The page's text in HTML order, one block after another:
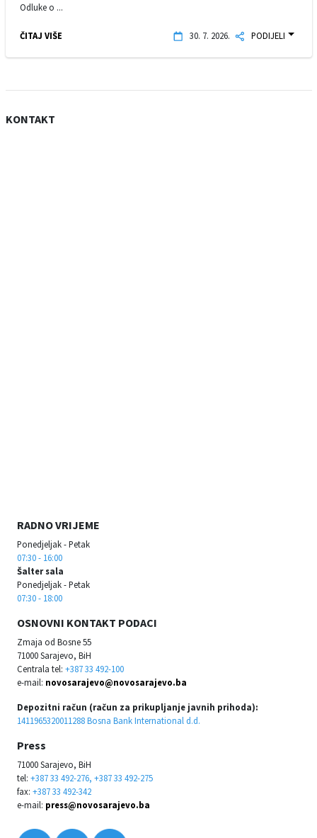
Odluke o ...
ČITAJ VIŠE 30. 7. 2026. PODIJELI
KONTAKT
RADNO VRIJEME
Ponedjeljak - Petak
07:30 - 16:00
Šalter sala
Ponedjeljak - Petak
07:30 - 18:00
OSNOVNI KONTAKT PODACI
Zmaja od Bosne 55
71000 Sarajevo, BiH
Centrala tel: +387 33 492-100
e-mail: novosarajevo@novosarajevo.ba
Depozitni račun (račun za prikupljanje javnih prihoda):
1411965320011288 Bosna Bank International d.d.
Press
71000 Sarajevo, BiH
tel: +387 33 492-276, +387 33 492-275
fax: +387 33 492-342
e-mail: press@novosarajevo.ba